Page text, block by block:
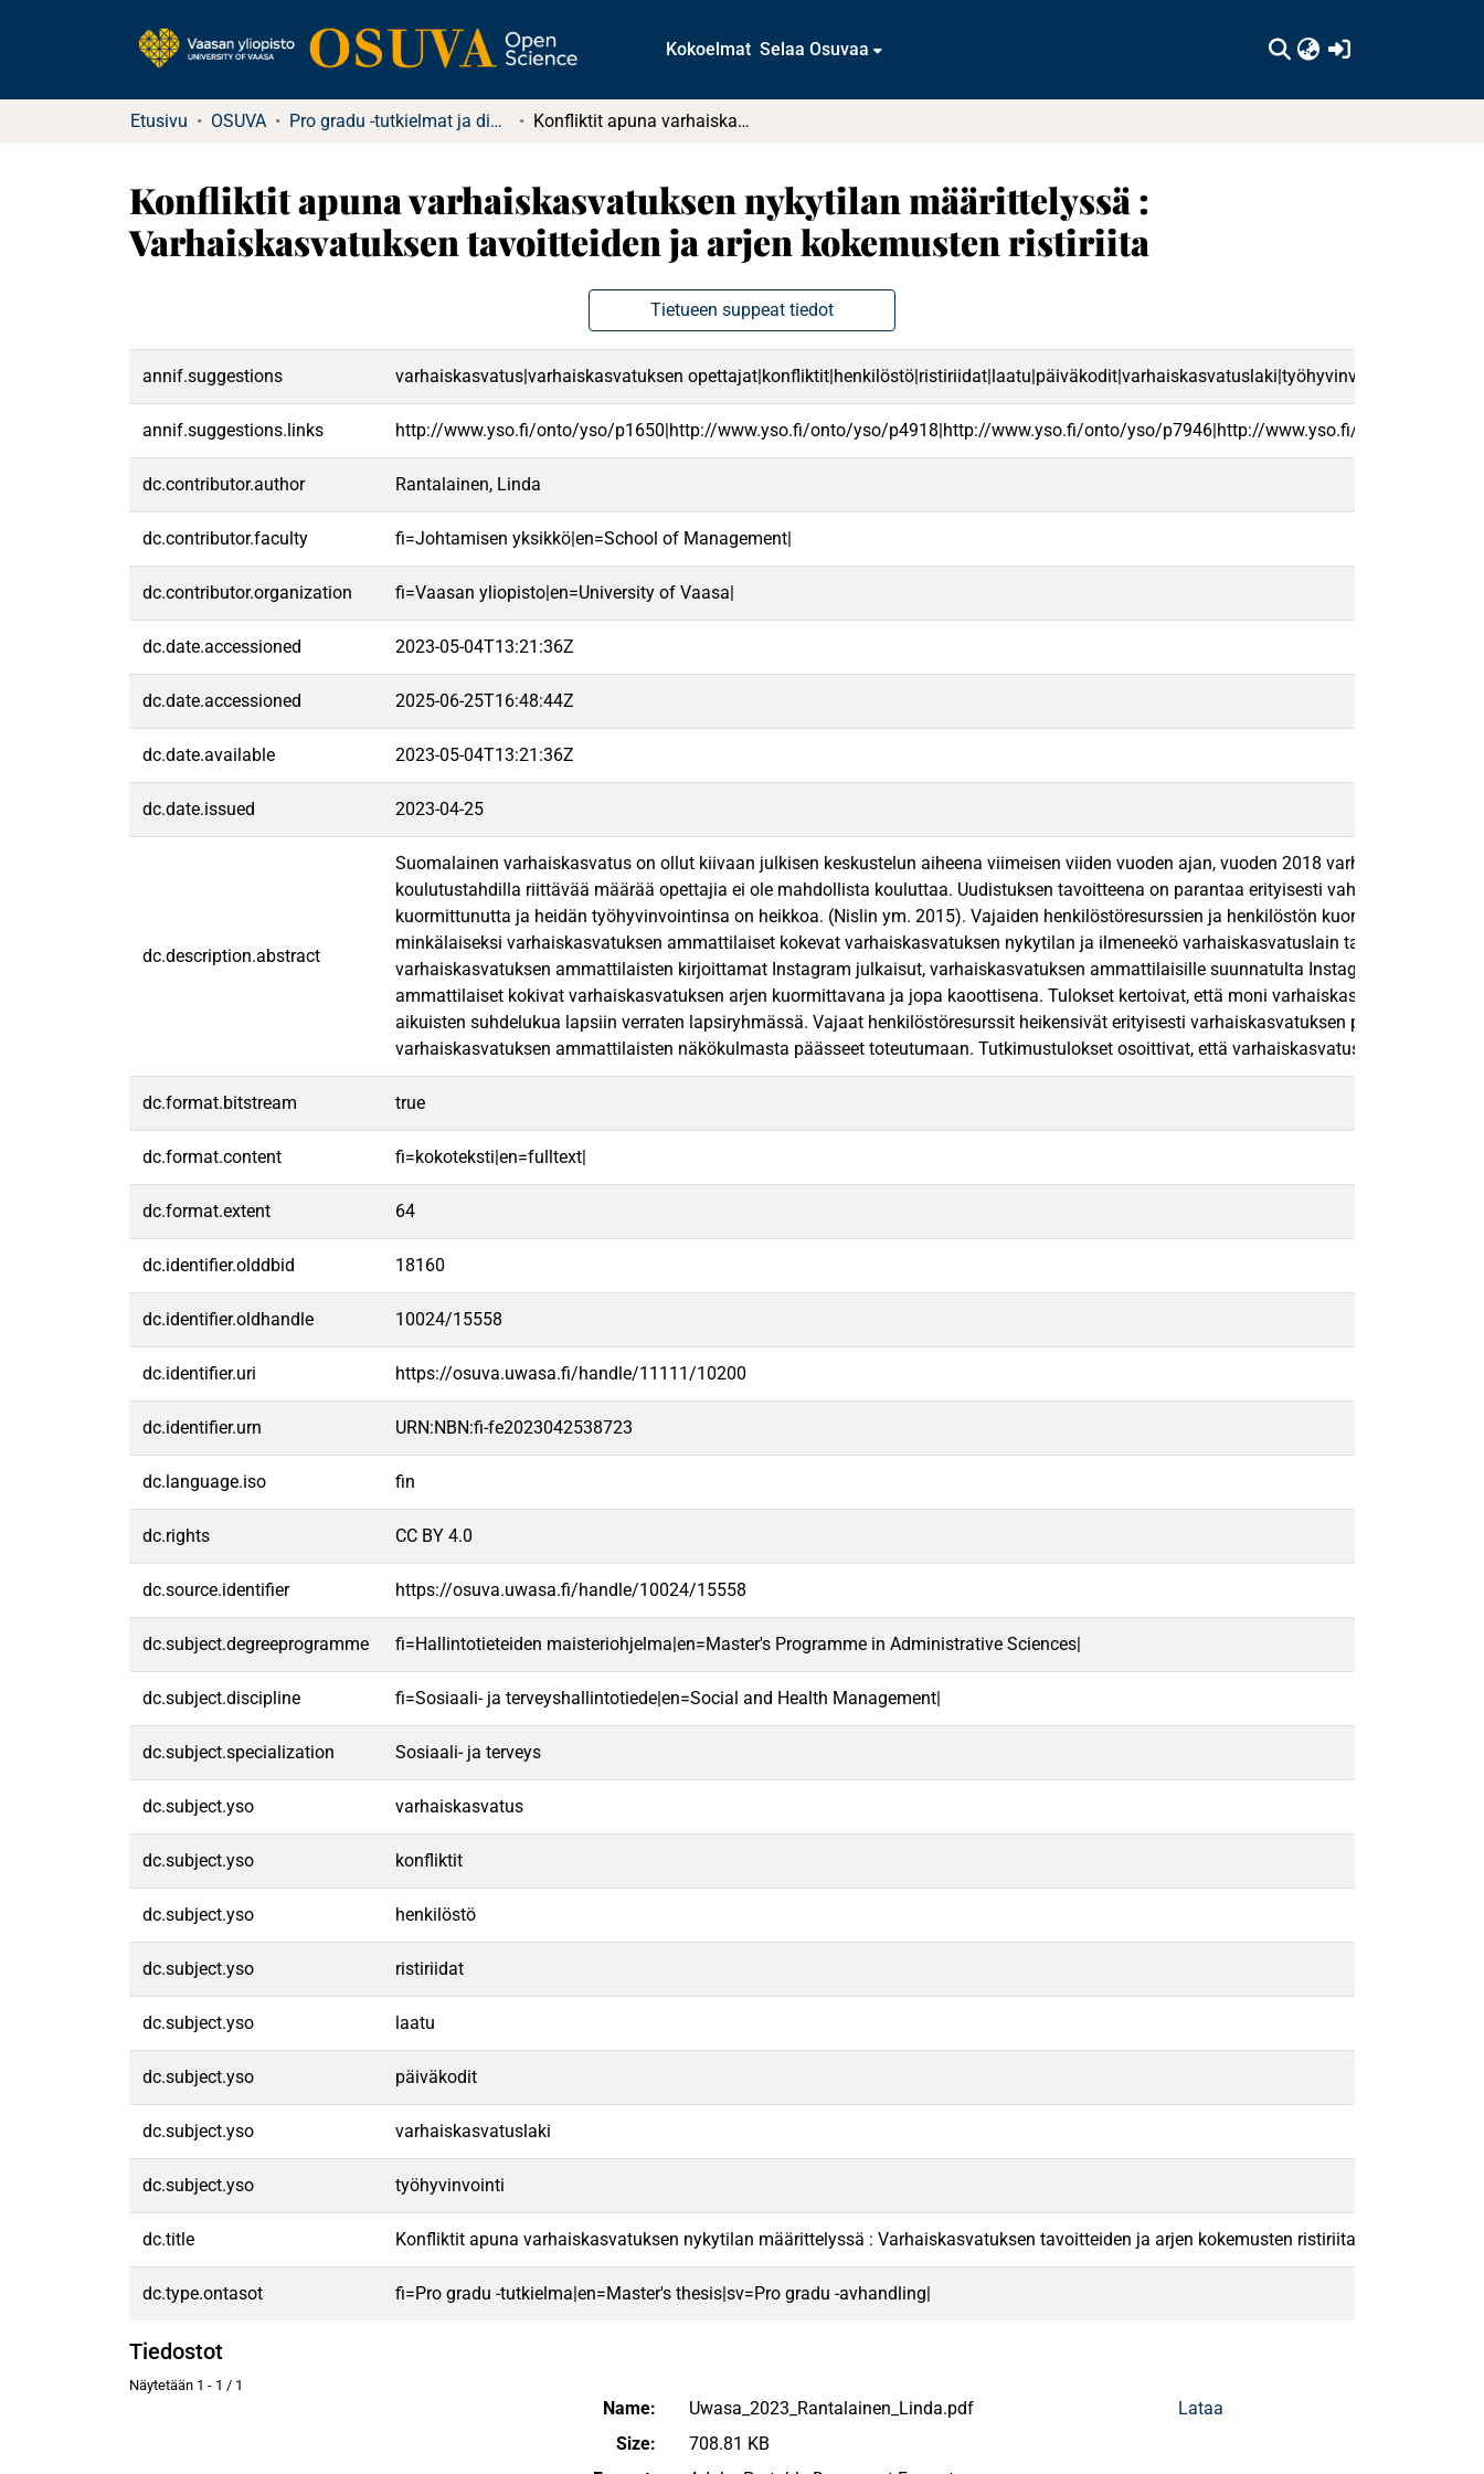
Kokoelmat Selaa Osuvaa
Etusivu OSUVA Pro gradu -tutkielmat ja diplomityöt Konfliktit apuna varhaiskasvatuksen nykytilan määrittelyssä : Varhaiskasvatuksen tavoitteiden ja arjen kokemusten ristiriita
Konfliktit apuna varhaiskasvatuksen nykytilan määrittelyssä :
Varhaiskasvatuksen tavoitteiden ja arjen kokemusten ristiriita
Tietueen suppeat tiedot
annif.suggestions varhaiskasvatus|varhaiskasvatuksen
annif.suggestions.links http://www.yso.fi/onto/yso/p1650|http://www.yso.fi/onto/yso/p4918|http://www.yso.fi/onto/yso/p7946|http://www.yso.fi/onto/yso/
dc.contributor.author Rantalainen, Linda
dc.contributor.faculty fi=Johtamisen yksikkö|en=School of Management|
dc.contributor.organization fi=Vaasan yliopisto|en=University of Vaasa|
dc.date.accessioned 2023-05-04T13:21:36Z
dc.date.accessioned 2025-06-25T16:48:44Z
dc.date.available 2023-05-04T13:21:36Z
dc.date.issued 2023-04-25
dc.description.abstract
Suomalainen varhaiskasvatus on ollut kiivaan julkisen keskustelun aiheena viimeisen viiden vuoden ajan, vuoden 2018
koulutustahdilla riittävää määrää opettajia ei ole mahdollista kouluttaa. Uudistuksen tavoitteena on parantaa erityisesti
kuormittunutta ja heidän työhyvinvointinsa on heikkoa. (Nislin ym. 2015). Vajaiden henkilöstöresurssien ja henkilöstön kuormittumisen
minkälaiseksi varhaiskasvatuksen ammattilaiset kokevat varhaiskasvatuksen nykytilan ja ilmeneekö varhaiskasvatuslain tavoitteiden
varhaiskasvatuksen ammattilaisten kirjoittamat Instagram julkaisut, varhaiskasvatuksen ammattilaisille suunnatulta Instagram tililtä
ammattilaiset kokivat varhaiskasvatuksen arjen kuormittavana ja jopa kaoottisena. Tulokset kertoivat, että moni varhaiskasvatuksen
aikuisten suhdelukua lapsiin verraten lapsiryhmässä. Vajaat henkilöstöresurssit heikensivät erityisesti varhaiskasvatuksen
varhaiskasvatuksen ammattilaisten näkökulmasta päässeet toteutumaan. Tutkimustulokset osoittivat, että varhaiskasvatuslain
dc.format.bitstream true
dc.format.content fi=kokoteksti|en=fulltext|
dc.format.extent 64
dc.identifier.olddbid 18160
dc.identifier.oldhandle 10024/15558
dc.identifier.uri https://osuva.uwasa.fi/handle/11111/10200
dc.identifier.urn URN:NBN:fi-fe2023042538723
dc.language.iso fin
dc.rights CC BY 4.0
dc.source.identifier https://osuva.uwasa.fi/handle/10024/15558
dc.subject.degreeprogramme fi=Hallintotieteiden maisteriohjelma|en=Master's Programme in Administrative Sciences|
dc.subject.discipline fi=Sosiaali- ja terveyshallintotiede|en=Social and Health Management|
dc.subject.specialization Sosiaali- ja terveys
dc.subject.yso varhaiskasvatus
dc.subject.yso konfliktit
dc.subject.yso henkilöstö
dc.subject.yso ristiriidat
dc.subject.yso laatu
dc.subject.yso päiväkodit
dc.subject.yso varhaiskasvatuslaki
dc.subject.yso työhyvinvointi
dc.title Konfliktit apuna varhaiskasvatuksen nykytilan määrittelyssä : Varhaiskasvatuksen tavoitteiden ja arjen kokemusten ristiriita
dc.type.ontasot fi=Pro gradu -tutkielma|en=Master's thesis|sv=Pro gradu -avhandling|
Tiedostot
Näytetään 1 - 1 / 1
Name:
Uwasa_2023_Rantalainen_Linda.pdf
Size:
708.81 KB
Lataa